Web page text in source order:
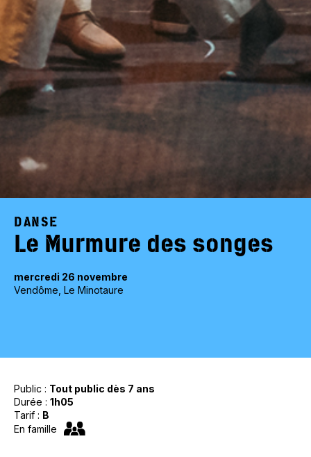
DANSE
Le Murmure des songes
mercredi 26 novembre
Vendôme, Le Minotaure
Public : Tout public dès 7 ans
Durée : 1h05
Tarif : B
En famille